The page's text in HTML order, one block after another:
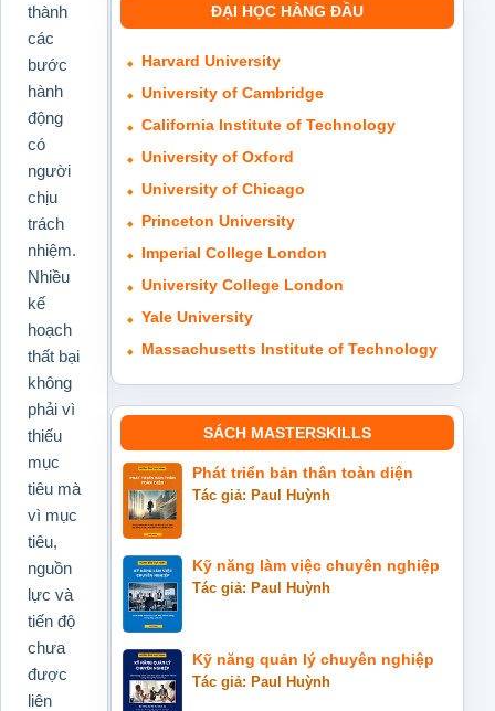
thành
các
bước
hành
động
có
người
chịu
trách
nhiệm.
Nhiều
kế
hoạch
thất bại
không
phải vì
thiếu
mục
tiêu mà
vì mục
tiêu,
nguồn
lực và
tiến độ
chưa
được
liên
ĐẠI HỌC HÀNG ĐẦU
Harvard University
University of Cambridge
California Institute of Technology
University of Oxford
University of Chicago
Princeton University
Imperial College London
University College London
Yale University
Massachusetts Institute of Technology
SÁCH MASTERSKILLS
Phát triển bản thân toàn diện
Tác giả: Paul Huỳnh
Kỹ năng làm việc chuyên nghiệp
Tác giả: Paul Huỳnh
Kỹ năng quản lý chuyên nghiệp
Tác giả: Paul Huỳnh